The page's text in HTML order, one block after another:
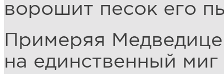
ворошит песок его
Примеряя
на единственный